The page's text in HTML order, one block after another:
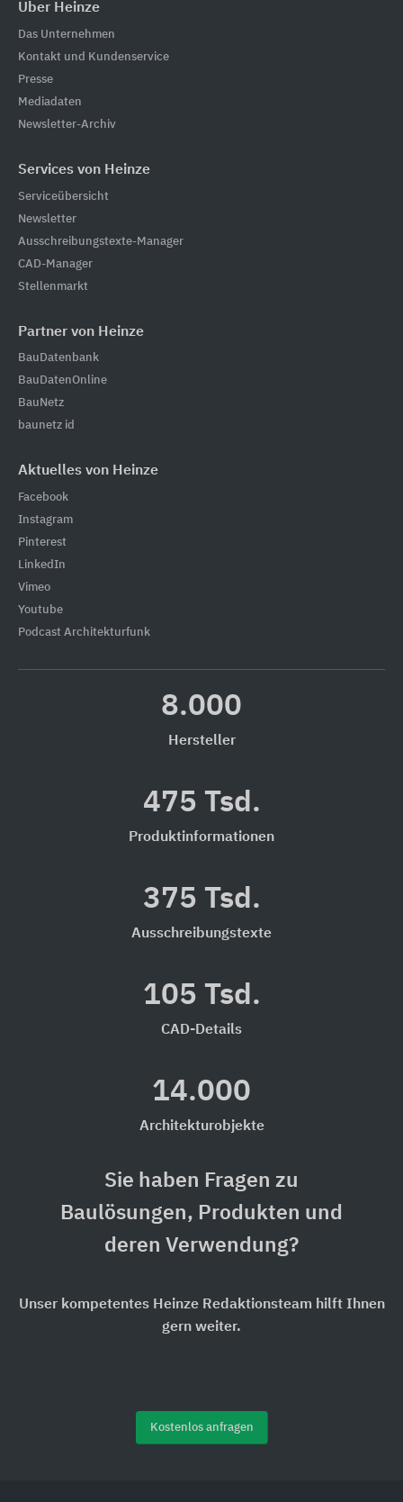
Über Heinze
Das Unternehmen
Kontakt und Kundenservice
Presse
Mediadaten
Newsletter-Archiv
Services von Heinze
Serviceübersicht
Newsletter
Ausschreibungstexte-Manager
CAD-Manager
Stellenmarkt
Partner von Heinze
BauDatenbank
BauDatenOnline
BauNetz
baunetz id
Aktuelles von Heinze
Facebook
Instagram
Pinterest
LinkedIn
Vimeo
Youtube
Podcast Architekturfunk
8.000
Hersteller
475 Tsd.
Produktinformationen
375 Tsd.
Ausschreibungstexte
105 Tsd.
CAD-Details
14.000
Architekturobjekte
Sie haben Fragen zu
Baulösungen, Produkten und
deren Verwendung?
Unser kompetentes Heinze Redaktionsteam hilft Ihnen
gern weiter.
Kostenlos anfragen